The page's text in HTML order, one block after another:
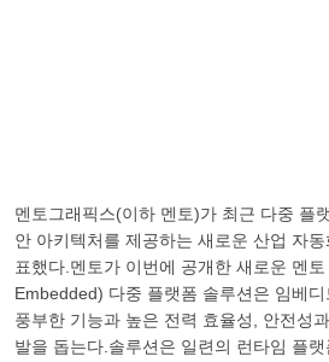
멘토그래픽스(이하 멘토)가 최근 다중 플
안 아키텍처를 제공하는 새로운 산업 자
표했다.멘토가 이번에 공개한 새로운 멘
Embedded) 다중 플랫폼 솔루션은 임베
풍부한 기능과 높은 전력 효율성, 안전성
발을 돕는다.솔루션은 일련의 런타임 플